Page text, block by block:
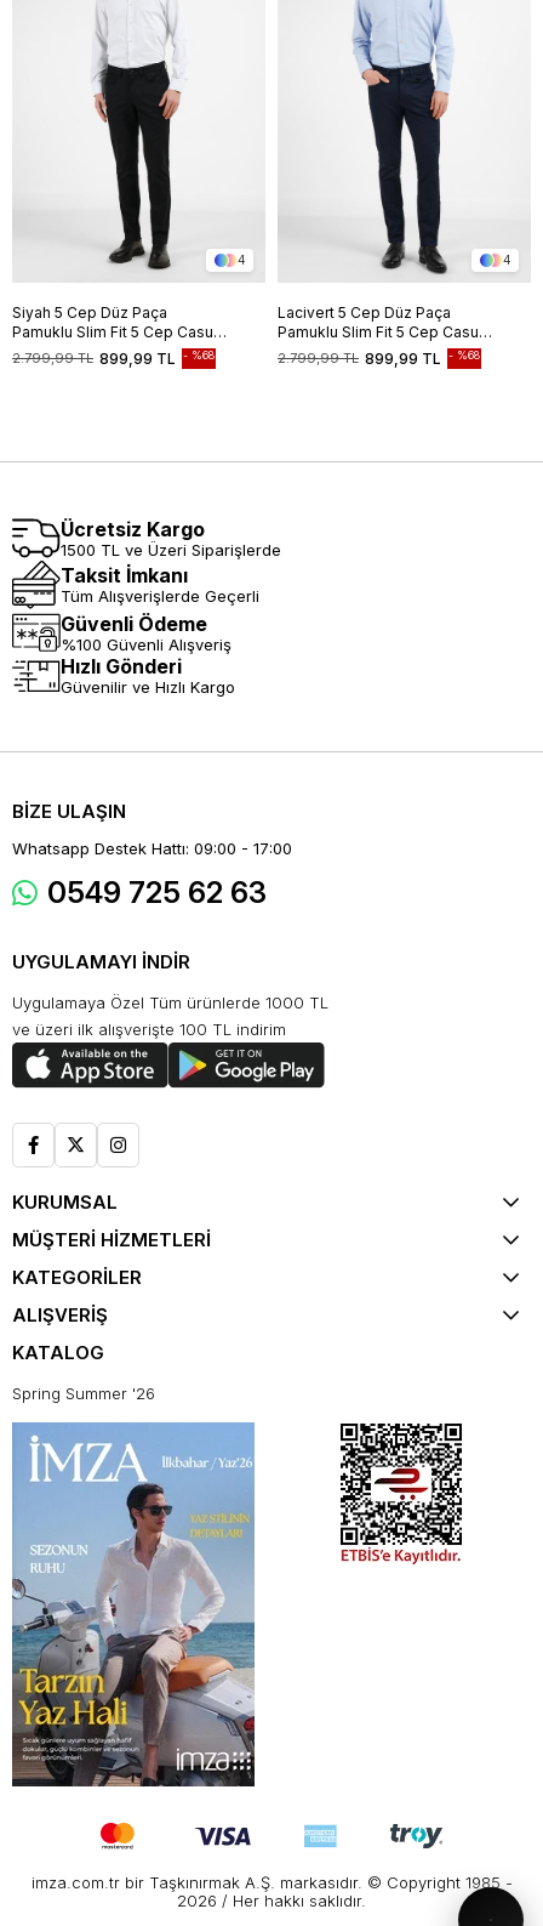
4
Siyah 5 Cep Düz Paça
Pamuklu Slim Fit 5 Cep Casual
Pantolon 1003255154
899,99 TL
2.799,99 TL %68
4
Lacivert 5 Cep Düz Paça
Pamuklu Slim Fit 5 Cep Casual
Pantolon 1003255154
899,99 TL
2.799,99 TL %68
Ücretsiz Kargo
1500 TL ve Üzeri Siparişlerde
Taksit İmkanı
Tüm Alışverişlerde Geçerli
Güvenli Ödeme
%100 Güvenli Alışveriş
Hızlı Gönderi
Güvenilir ve Hızlı Kargo
BİZE ULAŞIN
Whatsapp Destek Hattı: 09:00 - 17:00
0549 725 62 63
UYGULAMAYI İNDİR
Uygulamaya Özel Tüm ürünlerde 1000 TL
ve üzeri ilk alışverişte 100 TL indirim
KURUMSAL
MÜŞTERİ HİZMETLERİ
KATEGORİLER
ALIŞVERİŞ
KATALOG
Spring Summer '26
imza.com.tr bir Taşkınırmak A.Ş. markasıdır. © Copyright 1985 -
2026 / Her hakkı saklıdır.